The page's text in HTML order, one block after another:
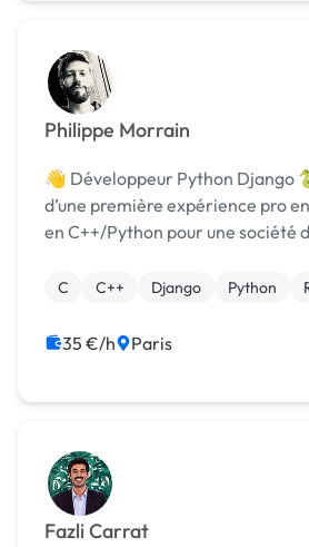
Philippe Morrain
👋 Développeur Python Django 🐍
d’une première expérience pro
en C++/Python pour une société
suis ensuite concentré sur les
C C++ Django Python
35 €/h Paris
Fazli Carrat